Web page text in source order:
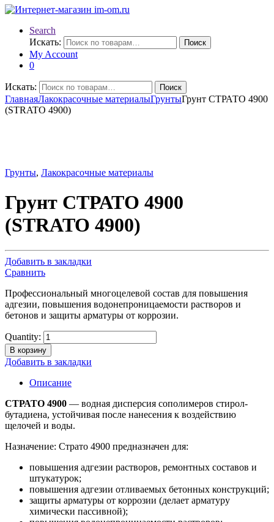
Search
Искать:
Поиск
My Account
0
Искать: Поиск
ГлавнаяЛакокрасочные материалыГрунтыГрунт СТРАТО 4900
(STRATO 4900)
Грунты, Лакокрасочные материалы
Грунт СТРАТО 4900
(STRATO 4900)
Добавить в закладки
Сравнить
Профессиональный многоцелевой состав для повышения
адгезии, повышения водонепроницаемости растворов и
бетонов и защиты арматуры от коррозии.
Quantity:
В корзину
Добавить в закладки
Описание
СТРАТО 4900 — водная дисперсия сополимеров стирол-
бутадиена, устойчивая после нанесения к воздействию
щелочей и воды.
Назначение: Страто 4900 предназначен для:
повышения адгезии растворов, ремонтных составов и
штукатурок;
повышения адгезии отливаемых бетонных конструкций;
защиты арматуры от коррозии (делает арматуру
химически пассивной);